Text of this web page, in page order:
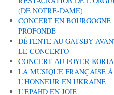
(DE NOTRE-DAME)
CONCERT EN BOURGOGNE
PROFONDE
DÉTENTE AU GATSBY
LE CONCERTO
CONCERT AU FOYER
LA MUSIQUE FRANÇAISE À
L’HONNEUR EN UKRAINE
L’EPAHD EN JOIE